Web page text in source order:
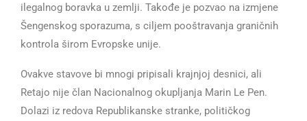
ilegalnog boravka u zemlji. Takođe je pozvao na izmjene
Šengenskog sporazuma, s ciljem pooštravanja graničnih
kontrola širom Evropske unije.
Ovakve stavove bi mnogi pripisali krajnjoj desnici, ali
Retajo nije član Nacionalnog okupljanja Marin Le Pen.
Dolazi iz redova Republikanske stranke, političkog